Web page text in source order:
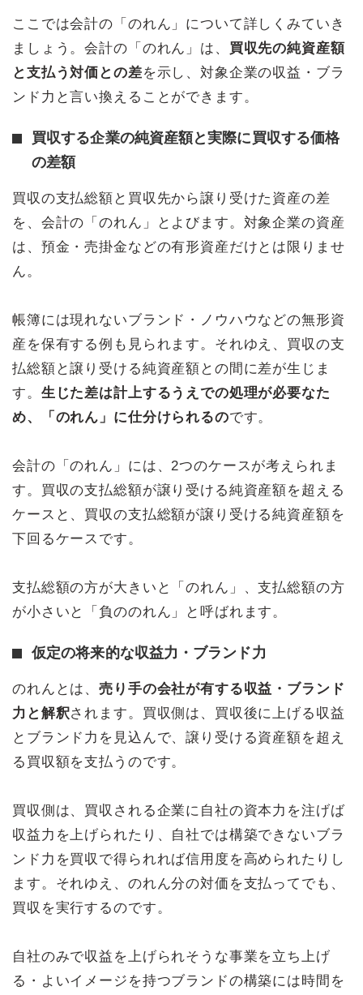
ここでは会計の「のれん」について詳しくみていき
ましょう。会計の「のれん」は、 買収先の純資産額
と支払う対価との差を示し、対象企業の収益・ブラ
ンド力と言い換えることができます。
買収する企業の純資産額と実際に買収する価格
の差額
買収の支払総額と買収先から譲り受けた資産の差
を、会計の「のれん」とよびます。対象企業の資産
は、預金・売掛金などの有形資産だけとは限りませ
ん。
帳簿には現れないブランド・ノウハウなどの無形資
産を保有する例も見られます。それゆえ、買収の支
払総額と譲り受ける純資産額との間に差が生じま
す。 生じた差は計上するうえでの処理が必要なた
め、「のれん」に仕分けられるのです。
会計の「のれん」には、2つのケースが考えられま
す。買収の支払総額が譲り受ける純資産額を超える
ケースと、買収の支払総額が譲り受ける純資産額を
下回るケースです。
支払総額の方が大きいと「のれん」、支払総額の方
が小さいと「負ののれん」と呼ばれます。
仮定の将来的な収益力・ブランド力
のれんとは、売り手の会社が有する収益・ブランド
力と解釈されます。買収側は、買収後に上げる収益
とブランド力を見込んで、譲り受ける資産額を超え
る買収額を支払うのです。
買収側は、買収される企業に自社の資本力を注げば
収益力を上げられたり、自社では構築できないブラ
ンド力を買収で得られれば信用度を高められたりし
ます。それゆえ、のれん分の対価を支払ってでも、
買収を実行するのです。
自社のみで収益を上げられそうな事業を立ち上げ
る・よいイメージを持つブランドの構築には時間を